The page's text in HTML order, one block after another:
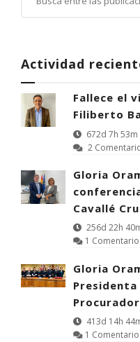
Actividad
Fallece el
Filiberto
672d 7h 53m
2
Gloria
Cavallé
256d 22h
1 Comentario
Gloria
Presidenta
413d 14h
1 Comentario